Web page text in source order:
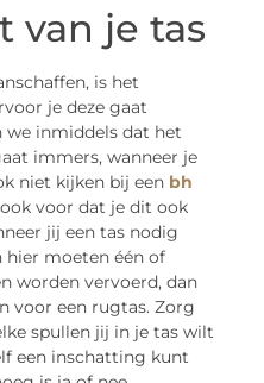
van je tas
is het
je deze gaat
we inmiddels dat het
immers, wanneer je
niet kijken bij een bh
voor dat je dit ook
jij een tas nodig
hier moeten één of
worden vervoerd, dan
voor een rugtas. Zorg
spullen jij in je tas wilt
een inschatting kunt